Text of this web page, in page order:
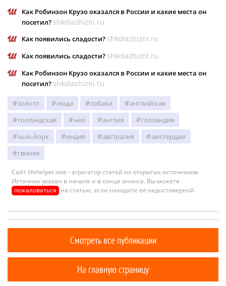
Как Робинзон Крузо оказался в России и какие места он
посетил? shkolazhizni.ru
Как появились сладости? shkolazhizni.ru
Как появились сладости? shkolazhizni.ru
Как Робинзон Крузо оказался в России и какие места он
посетил? shkolazhizni.ru
золото люди собаки
английская
голландская
нео англия
голландия
нью-йорк
индия австралия
амстердам
гвинея
Сайт lifehelper.one - агрегатор статей из открытых источников.
Источник указан в начале и в конце анонса. Вы можете
пожаловаться на статью, если находите её недостоверной.
Смотреть все публикации
На главную страницу